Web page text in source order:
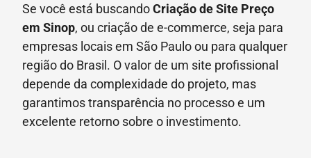
Se você está buscandoCriação de Site Preço
em Sinop, ou criação de e-commerce, seja para
empresas locais em São Paulo ou para qualquer
região do Brasil. O valor de um site profissional
depende da complexidade do projeto, mas
garantimos transparência no processo e um
excelente retorno sobre o investimento.